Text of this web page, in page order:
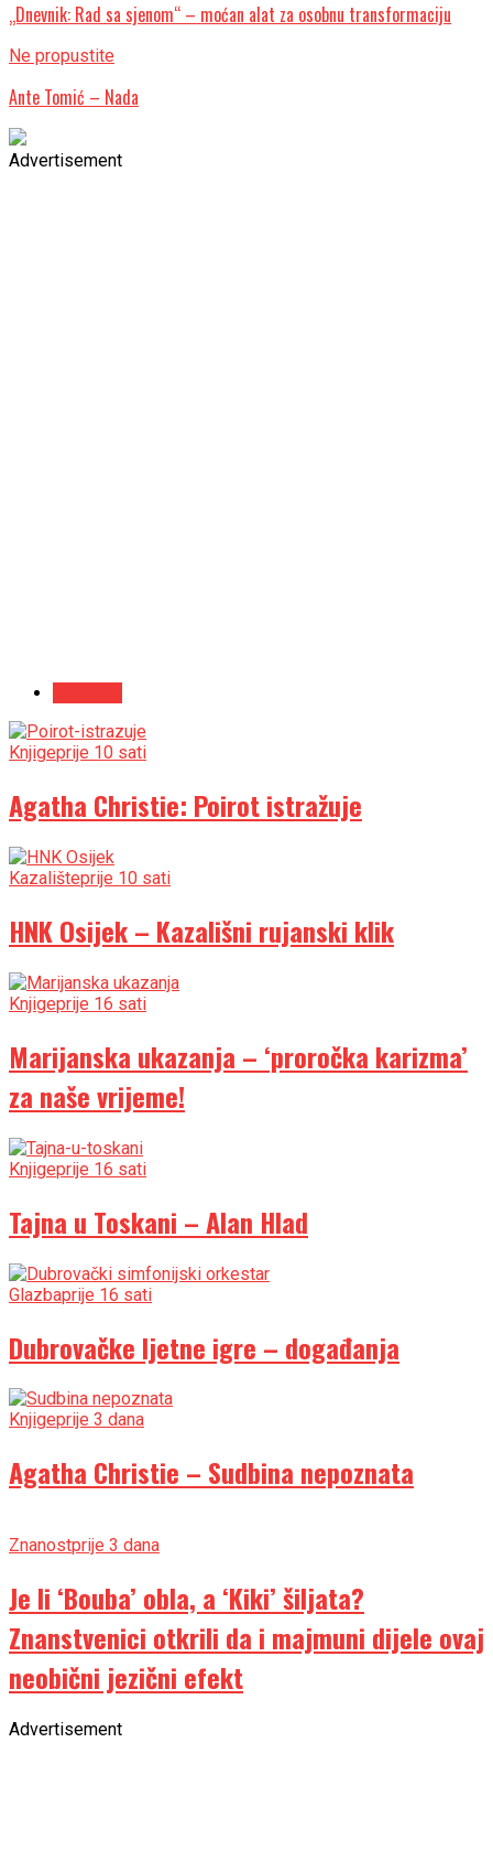
„Dnevnik: Rad sa sjenom“ – moćan alat za osobnu transformaciju
Ne propustite
Ante Tomić – Nada
Advertisement
Knjigeprije 10 sati
Agatha Christie: Poirot istražuje
Kazališteprije 10 sati
HNK Osijek – Kazališni rujanski klik
Knjigeprije 16 sati
Marijanska ukazanja – ‘proročka karizma’
za naše vrijeme!
Knjigeprije 16 sati
Tajna u Toskani – Alan Hlad
Glazbaprije 16 sati
Dubrovačke ljetne igre – događanja
Knjigeprije 3 dana
Agatha Christie – Sudbina nepoznata
Znanostprije 3 dana
Je li ‘Bouba’ obla, a ‘Kiki’ šiljata?
Znanstvenici otkrili da i majmuni dijele ovaj
neobični jezični efekt
Advertisement